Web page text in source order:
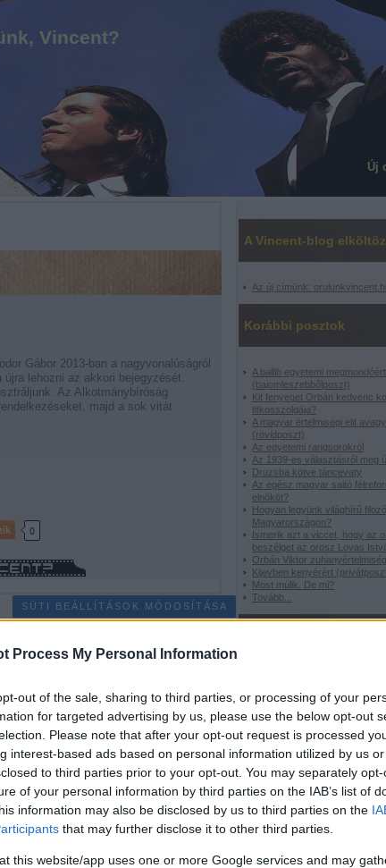
Process My Personal Information
out of the sale, sharing to third parties, or processing of your
for targeted advertising by us, please use the below opt-out
Please note that after your opt-out request is processed
interest-based ads based on personal information utilized by us
to third parties prior to your opt-out. You may separately
of your personal information by third parties on the IAB’s list of
information may also be disclosed by us to third parties on the
that may further disclose it to other third parties.
this website/app uses one or more Google services and may
Vincent?
Új
A Vincent-blog
Az új címünk:
Korábbi posztok
A ballib egyetemi
(bajomleszebbőlposzt)
Kit fenyeget Orbán kedvenc
titkosszolgája?
A magyar értelmiségi elit
(rövidposzt)
Az egyetemi rangsorokról
Az 1939-es választásról meg
Druzsba kötve táncevaty
Az egész magyar sajtó
elnököt?
Hogyan legyünk világhírű
Magyarországon?
Ismerik azt a viccet, hogy az
beszélget az orosz Lovas
Orbán Viktor
Kijevben kenyérért
Most múlik. De mi?
Tovább
Focitörténelem
Borzalmasvers
nap idézete Zene-bona
Ez nektek vicces?
Gábor 2013-ban a nagyvonalúságról
lehozni az akkori bejegyzését.
Az Alkotmánybíróság
majd a sok vitát
0
SÜTI BEÁLLÍTÁSOK MÓDOSÍTÁSA